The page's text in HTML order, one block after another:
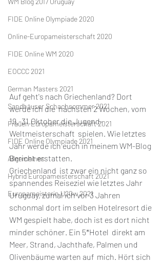
FIDE Online Olympiade 2020
Online-Europameisterschaft 2020
FIDE Online WM 2020
EOCCC 2021
German Masters 2021
Sandhäuser Schachsommer 2021
Frauen Europameisterschaft 2021
FIDE Online Olympiade 2021
Allgemeines
Hybrid Europameisterschaft 2021
Europameisterin U20w 2021
Auf geht's nach Griechenland? Dort
werde ich die  nächsten 2 Wochen, vom
19.-31.Oktober die Jugend-
Weltmeisterschaft  spielen. Wie letztes
Jahr werde ich euch in meinem WM-Blog
Bericht erstatten.
Griechenland  ist zwar ein nicht ganz so
spannendes Reiseziel wie letztes Jahr
Uruguay, zumal ich vor 3 Jahren
schonmal dort im selben Hotelresort die
WM gespielt habe, doch ist es dort nicht
minder schöner. Ein 5*Hotel  direkt am
Meer, Strand, Jachthafe, Palmen und
Olivenbäume warten auf  mich. Hört sich